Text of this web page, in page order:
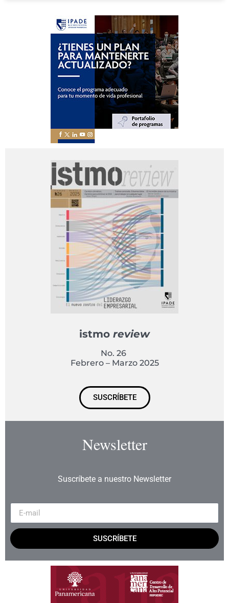
istmo review
No. 26
Febrero – Marzo 2025
SUSCRÍBETE
Newsletter
Suscríbete a nuestro Newsletter
SUSCRÍBETE